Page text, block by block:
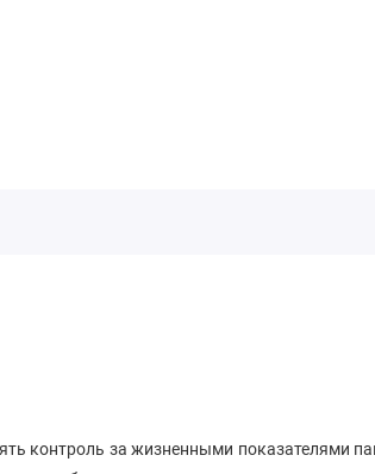
контроль за жизненными показателями